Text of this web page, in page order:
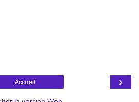
›
Accueil